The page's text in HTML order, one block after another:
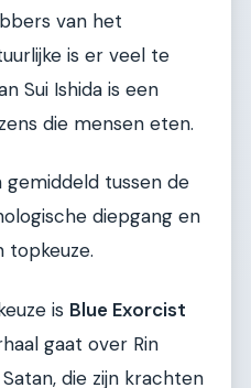
van het
is er veel te
Sui Ishida is een
die mensen eten.
gemiddeld tussen de
diepgang en
topkeuze.
is Blue Exorcist
gaat over Rin
die zijn krachten